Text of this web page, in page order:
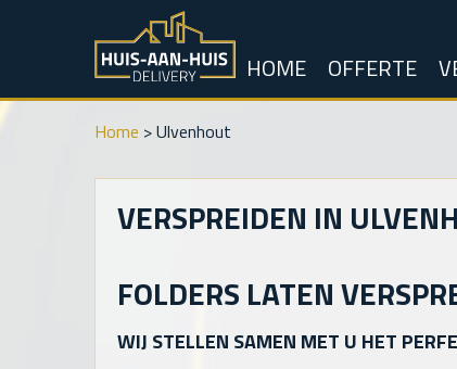
HOME OFFERTE
Home >Ulvenhout
VERSPREIDEN IN
FOLDERS LATEN
WIJ STELLEN SAMEN MET U HET